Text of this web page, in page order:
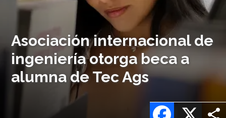
Asociación internacional de
ingeniería otorga beca a
alumna de Tec Ags
X
Facebook